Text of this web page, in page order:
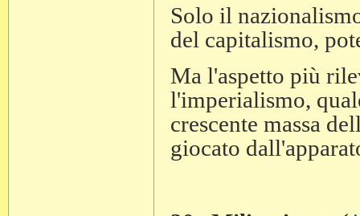
Solo il
del capitalismo,
Ma l'aspetto più
l'imperialismo,
crescente massa
giocato